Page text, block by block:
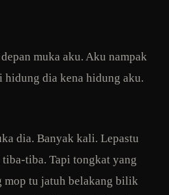
muka aku. Aku nampak
dia kena hidung aku.
dia. Banyak kali. Lepastu
tiba. Tapi tongkat yang
mop tu jatuh belakang bilik